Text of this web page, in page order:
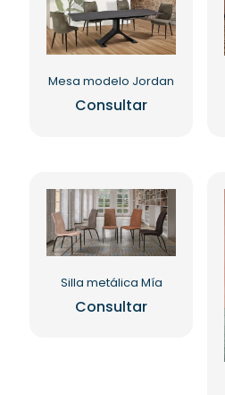
Mesa modelo Jordan
Consultar
variantes.
Las
opciones
se
elegir
en
la
Silla metálica Mía
Consultar